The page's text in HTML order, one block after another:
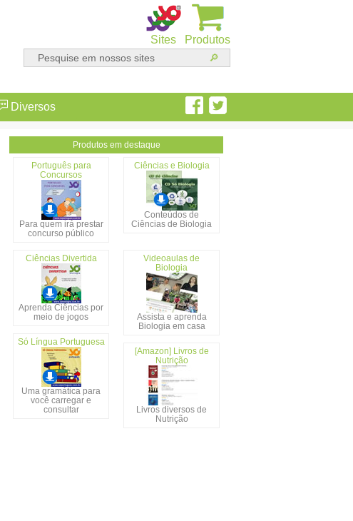
Produtos
Sites
Diversos
Produtos em destaque
Português para
Concursos
Para quem irá prestar
concurso público
Ciências e Biologia
Conteúdos de
Ciências de Biologia
Ciências Divertida
Aprenda Ciências por
meio de jogos
Videoaulas de
Biologia
Assista e aprenda
Biologia em casa
Só Língua Portuguesa
Uma gramática para
você carregar e
consultar
[Amazon] Livros de
Nutrição
Livros diversos de
Nutrição